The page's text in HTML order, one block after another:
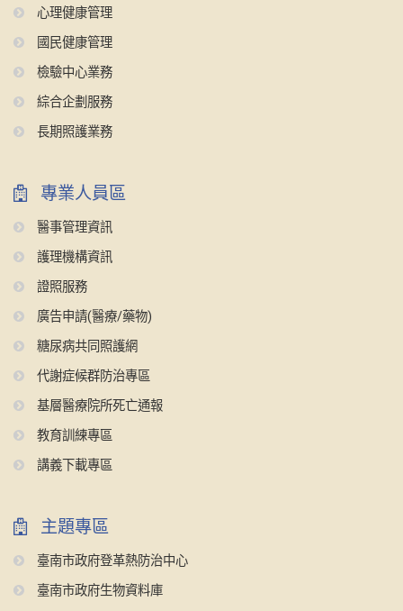
心理健康管理
國民健康管理
檢驗中心業務
綜合企劃服務
長期照護業務
專業人員區
醫事管理資訊
護理機構資訊
證照服務
廣告申請(醫療/藥物)
糖尿病共同照護網
代謝症候群防治專區
基層醫療院所死亡通報
教育訓練專區
講義下載專區
主題專區
臺南市政府登革熱防治中心
臺南市政府生物資料庫